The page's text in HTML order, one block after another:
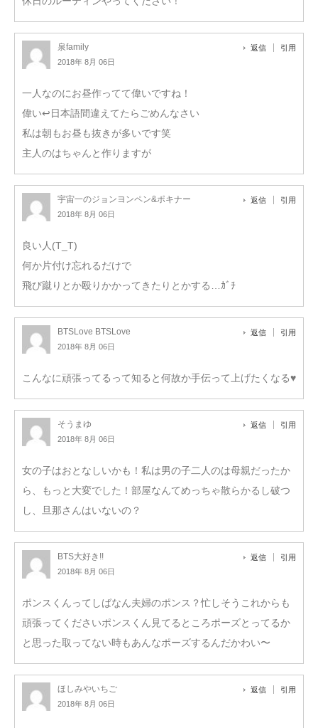
泉family
2018年 8月 06日
返信 引用
一人なのにお昼作ってて偉いですね！
偉い↩︎日本語間違えてたらごめんなさい
私は朝もお昼も抜きが多いです笑
主人のはちゃんと作りますが
宇宙一のジョンヨンペン&ポキナー
2018年 8月 06日
返信 引用
良い人(T_T)
何か片付け忘れるだけで
飛び蹴りとか殴りかかってきたりとかする…ｶﾞﾁ
BTSLove BTSLove
2018年 8月 06日
返信 引用
こんなに頑張ってるって知ると何故か手伝って上げたくなる♥
そうまゆ
2018年 8月 06日
返信 引用
女の子はおとなしいかも！私は男の子二人のは母親だったか
ら、もっと大変でした！部屋なんてめっちゃ散らかるし破つ
し、旦那さんはいないの？
BTS大好き!!
2018年 8月 06日
返信 引用
ポンスくんってしばなん夫婦のポンス？忙しそうこれからも
頑張ってくださいポンスくん見てるところポーズとってるか
と思った取ってない時もあんなポーズするんだかわい〜
ほしみやいちご
2018年 8月 06日
返信 引用